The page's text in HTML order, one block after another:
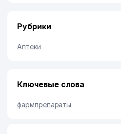
Рубрики
Аптеки
Ключевые слова
фармпрепараты